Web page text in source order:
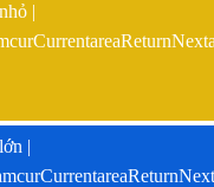
|
|